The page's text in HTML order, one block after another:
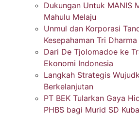
Dukungan Untuk MANIS
Mahulu Melaju
Unmul dan Korporasi
Kesepahaman Tri
Dari De Tjolomadoe ke
Ekonomi Indonesia
Langkah Strategis
Berkelanjutan
PT BEK Tularkan Gaya
PHBS bagi Murid SD